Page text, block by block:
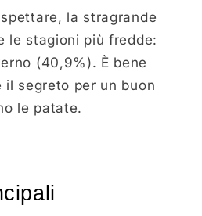
la stragrande
le stagioni più fredde:
(40,9%). È bene
segreto per un buon
le patate.